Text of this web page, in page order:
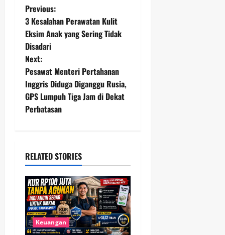
P
o
s
t
n
a
i
g
a
t
Previous:
3 Kesalahan Perawatan Kulit
Eksim Anak yang Sering Tidak
Disadari
Next:
Pesawat Menteri Pertahanan
Inggris Diduga Diganggu Rusia,
GPS Lumpuh Tiga Jam di Dekat
Perbatasan
RELATED STORIES
Keuangan